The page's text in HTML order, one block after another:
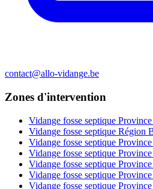
contact@allo-vidange.be
Zones d'intervention
Vidange fosse septique
Vidange fosse septique Région
Vidange fosse septique
Vidange fosse septique
Vidange fosse septique
Vidange fosse septique
Vidange fosse septique